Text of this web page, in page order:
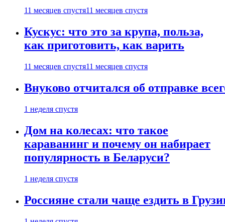
11 месяцев спустя11 месяцев спустя
Кускус: что это за крупа, польза,
как приготовить, как варить
11 месяцев спустя11 месяцев спустя
Внуково отчитался об отправке
1 неделя спустя
Дом на колесах: что такое
караванинг и почему он набирает
популярность в Беларуси?
1 неделя спустя
Россияне стали чаще ездить в